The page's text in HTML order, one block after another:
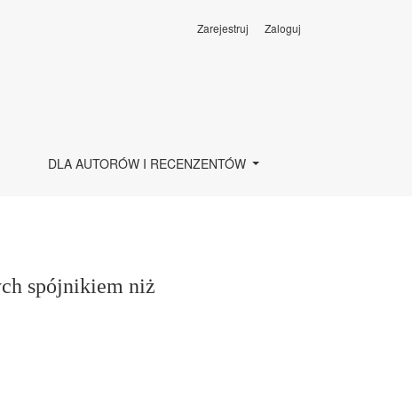
DLA AUTORÓW I RECENZENTÓW
Zarejestruj Zaloguj
spójnikiem niż